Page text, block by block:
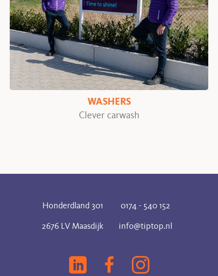
WASHERS
Clever carwash
Honderdland 301
0174 - 540 152
2676 LV Maasdijk
info@tiptop.nl